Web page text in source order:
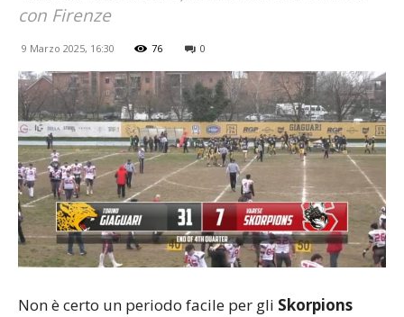
con Firenze
9 Marzo 2025, 16:30 76 0
Non è certo un periodo facile per gli Skorpions